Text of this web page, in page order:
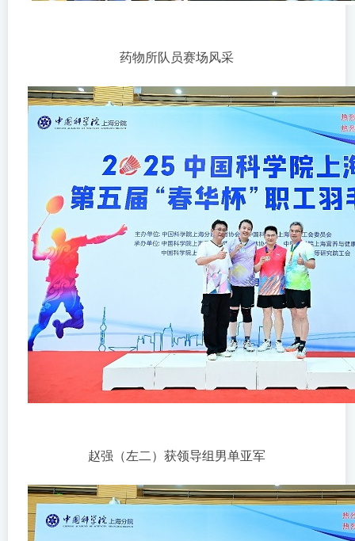
药物所队员赛场风采
赵强（左二）获领导组男单亚军